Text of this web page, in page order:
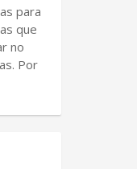
para
que
no
Por